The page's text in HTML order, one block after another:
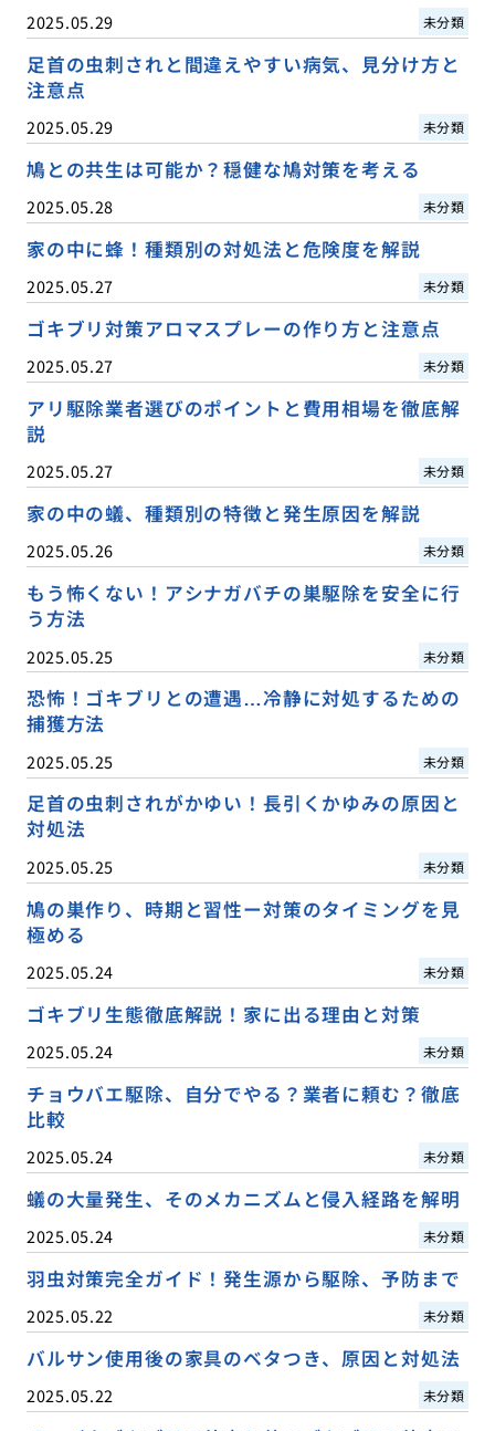
2025.05.29 未分類
足首の虫刺されと間違えやすい病気、見分け方と
注意点
2025.05.29 未分類
鳩との共生は可能か？穏健な鳩対策を考える
2025.05.28 未分類
家の中に蜂！種類別の対処法と危険度を解説
2025.05.27 未分類
ゴキブリ対策アロマスプレーの作り方と注意点
2025.05.27 未分類
アリ駆除業者選びのポイントと費用相場を徹底解
説
2025.05.27 未分類
家の中の蟻、種類別の特徴と発生原因を解説
2025.05.26 未分類
もう怖くない！アシナガバチの巣駆除を安全に行
う方法
2025.05.25 未分類
恐怖！ゴキブリとの遭遇…冷静に対処するための
捕獲方法
2025.05.25 未分類
足首の虫刺されがかゆい！長引くかゆみの原因と
対処法
2025.05.25 未分類
鳩の巣作り、時期と習性ー対策のタイミングを見
極める
2025.05.24 未分類
ゴキブリ生態徹底解説！家に出る理由と対策
2025.05.24 未分類
チョウバエ駆除、自分でやる？業者に頼む？徹底
比較
2025.05.24 未分類
蟻の大量発生、そのメカニズムと侵入経路を解明
2025.05.24 未分類
羽虫対策完全ガイド！発生源から駆除、予防まで
2025.05.22 未分類
バルサン使用後の家具のベタつき、原因と対処法
2025.05.22 未分類